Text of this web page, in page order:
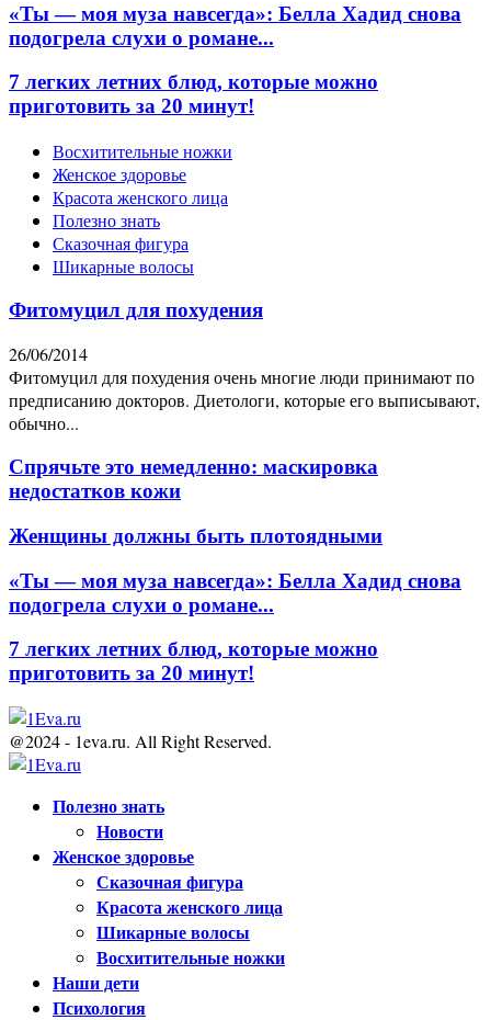
«Ты — моя муза навсегда»: Белла Хадид снова
подогрела слухи о романе...
7 легких летних блюд, которые можно
приготовить за 20 минут!
Восхитительные ножки
Женское здоровье
Красота женского лица
Полезно знать
Сказочная фигура
Шикарные волосы
Фитомуцил для похудения
26/06/2014
Фитомуцил для похудения очень многие люди принимают по
предписанию докторов. Диетологи, которые его выписывают,
обычно...
Спрячьте это немедленно: маскировка
недостатков кожи
Женщины должны быть плотоядными
«Ты — моя муза навсегда»: Белла Хадид снова
подогрела слухи о романе...
7 легких летних блюд, которые можно
приготовить за 20 минут!
@2024 - 1eva.ru. All Right Reserved.
Полезно знать
Новости
Женское здоровье
Сказочная фигура
Красота женского лица
Шикарные волосы
Восхитительные ножки
Наши дети
Психология